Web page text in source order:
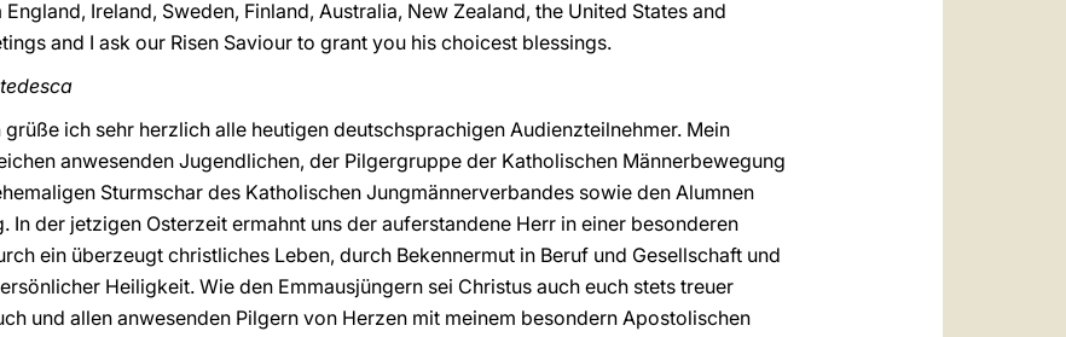
Ireland, Sweden, Finland, Australia, New Zealand, the United States and
and I ask our Risen Saviour to grant you his choicest blessings.
ich sehr herzlich alle heutigen deutschsprachigen Audienzteilnehmer. Mein
anwesenden Jugendlichen, der Pilgergruppe der Katholischen Männerbewegung
Sturmschar des Katholischen Jungmännerverbandes sowie den Alumnen
In der jetzigen Osterzeit ermahnt uns der auferstandene Herr in einer besonderen
ein überzeugt christliches Leben, durch Bekennermut in Beruf und Gesellschaft und
Heiligkeit. Wie den Emmausjüngern sei Christus auch euch stets treuer
und allen anwesenden Pilgern von Herzen mit meinem besondern Apostolischen